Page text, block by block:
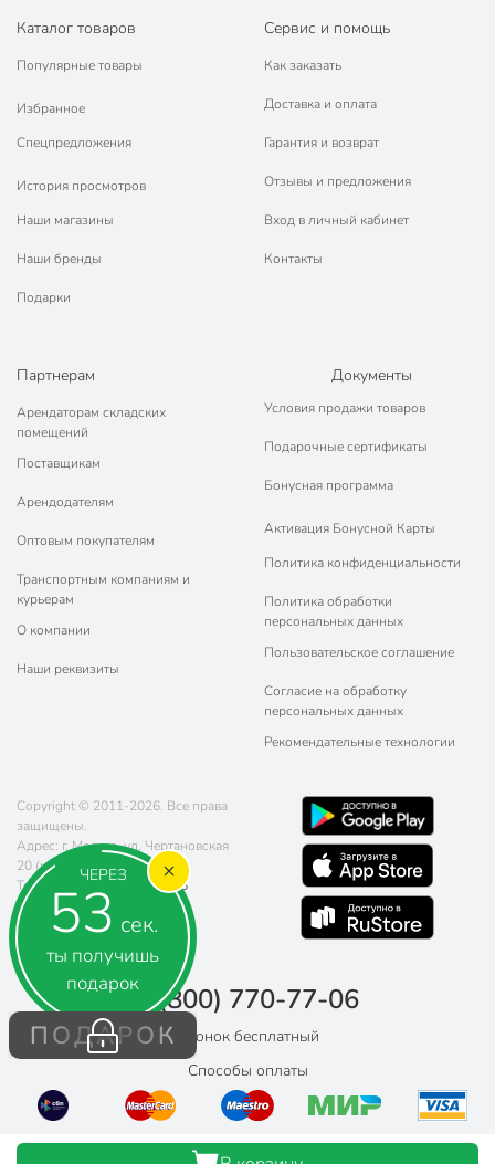
ЧЕРЕЗ
52 сек.
ты получишь
подарок
ПОДАРОК
Каталог товаров
Популярные товары
Избранное
Спецпредложения
История просмотров
Наши магазины
Наши бренды
Подарки
Сервис и помощь
Как заказать
Доставка и оплата
Гарантия и возврат
Отзывы и предложения
Вход в личный кабинет
Контакты
Партнерам
Арендаторам складских
помещений
Поставщикам
Арендодателям
Оптовым покупателям
Транспортным компаниям и
курьерам
О компании
Наши реквизиты
Документы
Условия продажи товаров
Подарочные сертификаты
Бонусная программа
Активация Бонусной Карты
Политика конфиденциальности
Политика обработки
персональных данных
Пользовательское соглашение
Согласие на обработку
персональных данных
Рекомендательные технологии
Copyright © 2011-2026. Все права
защищены.
Адрес: г. Москва, ул. Чертановская
20 (метро Южная)
Телефон:
8 (800) 770-77-06
Почта:sales@poryadok.ru
8 (800) 770-77-06
Звонок бесплатный
Способы оплаты